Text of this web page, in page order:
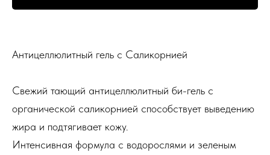
Антицеллюлитный гель с Саликорнией
Свежий тающий антицеллюлитный би-гель с
органической саликорнией способствует выведению
жира и подтягивает кожу.
Интенсивная формула с водорослями и зеленым